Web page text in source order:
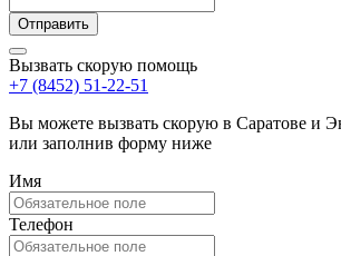
Вызвать скорую помощь
+7 (8452) 51-22-51
Вы можете вызвать скорую в Саратове и
или заполнив форму ниже
Имя
Телефон